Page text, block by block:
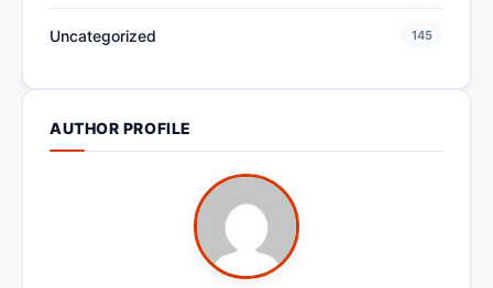
Uncategorized 145
AUTHOR PROFILE